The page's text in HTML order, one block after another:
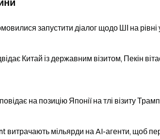
запустити діалог щодо ШІ на рівні
Китай із державним візитом, Пекін
на позицію Японії на тлі візиту
витрачають мільярди на AI-агенти, щоб